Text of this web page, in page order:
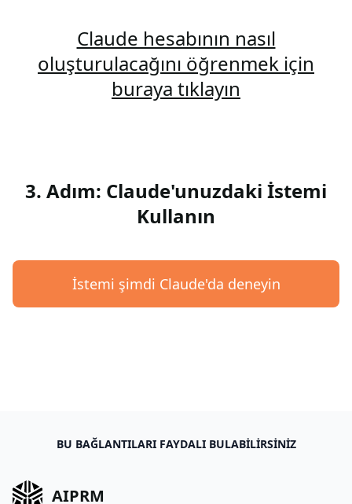
Claude hesabının nasıl
oluşturulacağını öğrenmek için
buraya tıklayın
3. Adım: Claude'unuzdaki İstemi
Kullanın
İstemi şimdi Claude'da deneyin
BU BAĞLANTILARI FAYDALI BULABILIRSINIZ
AIPRM